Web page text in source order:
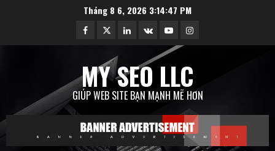
Tháng 8 6, 2026 3:14:48 PM
Facebook
TwitterLinkedin
VK YoutubeInstagram
MY SEO LLC
GIÚP WEB SITE BẠN MẠNH MẼ HƠN